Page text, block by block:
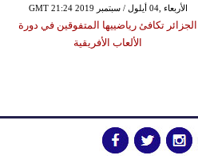
GMT 21:24 2019 الأربعاء ,04 أيلول / سبتمبر
الجزائر تكافئ رياضييها المتفوقين في دورة
الألعاب الأفريقية